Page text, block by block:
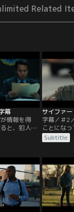
Related
幕
情報を得
と、犯人は
自殺してし
号文が見つ
ことになっ
の中に仕込
号が消失し
ルは密かに
。解読して
サイファ
字幕／＃2
ことにな
れているこ
ームは事件
女には心
殺したア
者かがア
行に及ん
は？自殺
トに密か
Subtitle